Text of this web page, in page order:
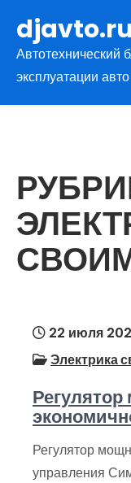
содержимому
djavto.ru
Автотехнический
эксплуатации авто
22 июля
Электрика
Регулятор
управления